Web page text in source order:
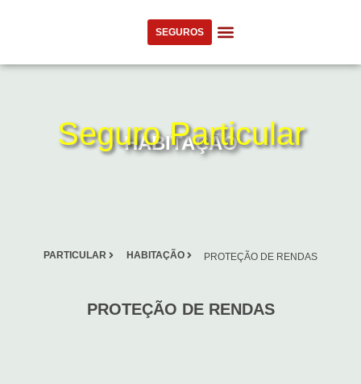
SEGUROS
Seguro Particular
HABITAÇÃO
PARTICULAR HABITAÇÃO PROTEÇÃO DE RENDAS
PROTEÇÃO DE RENDAS